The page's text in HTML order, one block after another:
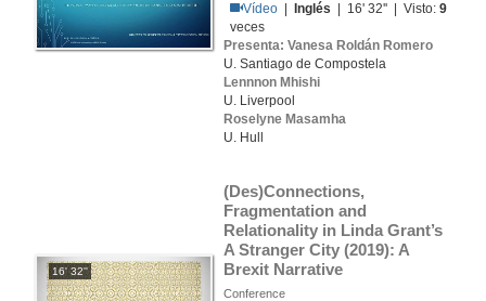
Vídeo
Inglés | 16' 32'' | Visto:9
veces
Presenta: Vanesa Roldán Romero
U. Santiago de Compostela
Lennnon Mhishi
U. Liverpool
Roselyne Masamha
U. Hull
16' 32''
(Des)Connections,
Fragmentation and
Relationality in Linda Grant’s
A Stranger City (2019): A
Brexit Narrative
Conference